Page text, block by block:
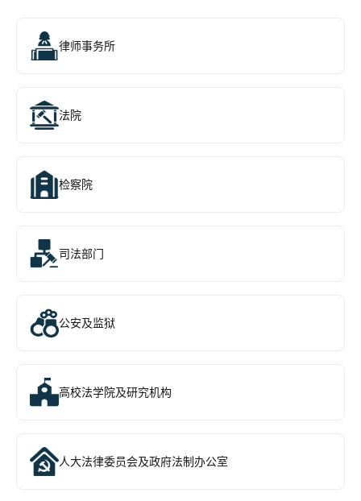
律师事务所
法院
检察院
司法部门
公安及监狱
高校法学院及研究机构
人大法律委员会及政府法制办公室